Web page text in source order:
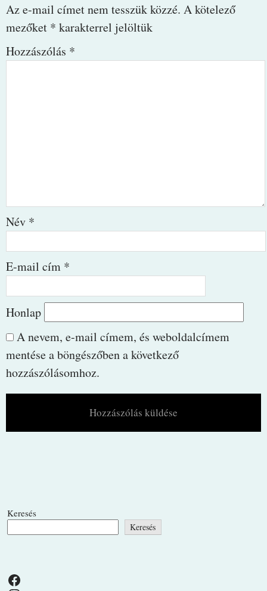
Az e-mail címet nem tesszük közzé. A kötelező
mezőket * karakterrel jelöltük
Hozzászólás *
Név *
E-mail cím *
Honlap
A nevem, e-mail címem, és weboldalcímem
mentése a böngészőben a következő
hozzászólásomhoz.
Keresés
Keresés
Facebook